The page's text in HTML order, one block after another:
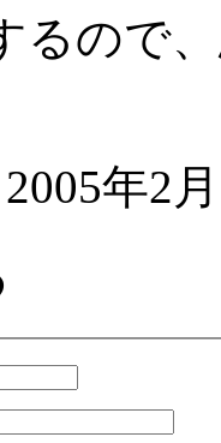
るので
2005年2